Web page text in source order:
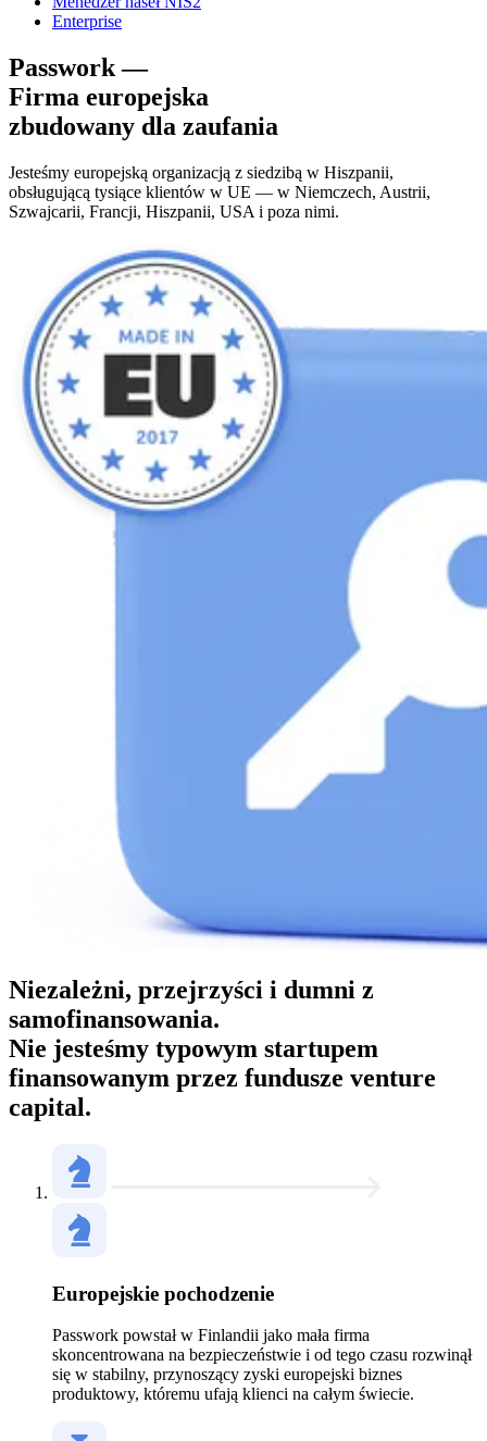
Enterprise
Passwork —
Firma europejska
zbudowany dla zaufania
Jesteśmy europejską organizacją z siedzibą w Hiszpanii,
obsługującą tysiące klientów w UE — w Niemczech, Austrii,
Szwajcarii, Francji, Hiszpanii, USA i poza nimi.
Niezależni, przejrzyści i dumni z
samofinansowania.
Nie jesteśmy typowym startupem
finansowanym przez fundusze venture
capital.
Europejskie pochodzenie
Passwork powstał w Finlandii jako mała firma
skoncentrowana na bezpieczeństwie i od tego czasu rozwinął
się w stabilny, przynoszący zyski europejski biznes
produktowy, któremu ufają klienci na całym świecie.